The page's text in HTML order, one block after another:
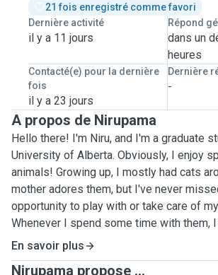
21 fois enregistré comme favori
Dernière activité
il y a 11 jours
Répond
dans un
heures
Contacté(e) pour la dernière
fois
il y a 23 jours
Dernière
-
A propos de Nirupama
Hello there! I'm Niru, and I'm a graduate
University of Alberta. Obviously, I enjoy
animals! Growing up, I mostly had cats
mother adores them, but I've never
opportunity to play with or take care of
Whenever I spend some time with them,
feeling a little happier, and that's the main
have classes for a few hours on a few
En savoir plus
Nirupama propose ...